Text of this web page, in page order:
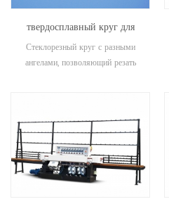
имеют гарантию 1 год.
твердосплавный круг для
резки стекла
Стеклорезный круг с разными
ангелами, позволяющий резать